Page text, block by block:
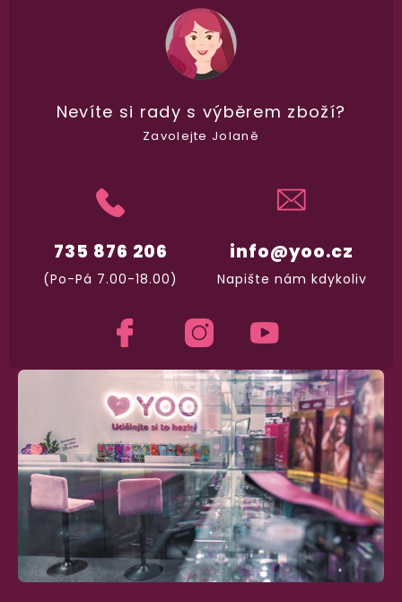
100% diskrétní balení
Nikdo nepozná, co jste si objednali. Mrkněte,
vypadá balíček.
Dodání do 2. dne
Na rychlosti záleží! Vše důležité máme
Máte30 dní na bezplatné vrácení zboží
info@yoo.cz
Napište nám kdykoliv
735 876 206
(Po-Pá 7.00-18.00)
Nevíte si rady s výběrem zboží?
Zavolejte Jolaně